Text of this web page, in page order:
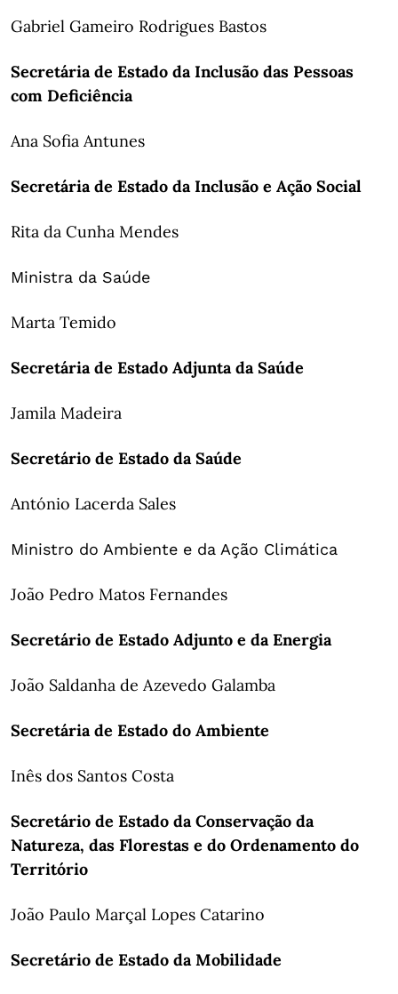
Gabriel Gameiro Rodrigues Bastos
Secretária de Estado da Inclusão das Pessoas
com Deficiência
Ana Sofia Antunes
Secretária de Estado da Inclusão e Ação Social
Rita da Cunha Mendes
Ministra da Saúde
Marta Temido
Secretária de Estado Adjunta da Saúde
Jamila Madeira
Secretário de Estado da Saúde
António Lacerda Sales
Ministro do Ambiente e da Ação Climática
João Pedro Matos Fernandes
Secretário de Estado Adjunto e da Energia
João Saldanha de Azevedo Galamba
Secretária de Estado do Ambiente
Inês dos Santos Costa
Secretário de Estado da Conservação da
Natureza, das Florestas e do Ordenamento do
Território
João Paulo Marçal Lopes Catarino
Secretário de Estado da Mobilidade